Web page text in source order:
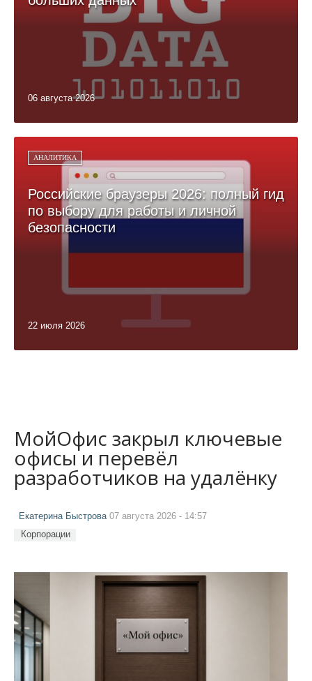
06 августа 2026
АНАЛИТИКА
Российские браузеры 2026: полный гид
по выбору для работы и личной
безопасности
22 июля 2026
МойОфис закрыл ключевые
офисы и перевёл
разработчиков на удалёнку
Екатерина Быстрова 07 августа 2026 - 14:57
Корпорации